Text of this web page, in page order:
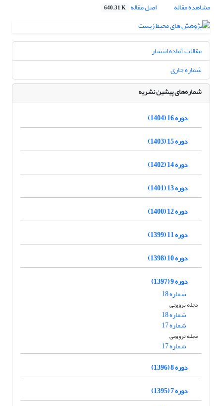
مشاهده مقاله
اصل مقاله 640.31 K
مقالات آماده انتشار
شماره جاری
شماره‌های پیشین نشریه
دوره 16 (1404)
دوره 15 (1403)
دوره 14 (1402)
دوره 13 (1401)
دوره 12 (1400)
دوره 11 (1399)
دوره 10 (1398)
دوره 9 (1397)
شماره 18
مجله ترویجی
شماره 18
شماره 17
مجله ترویجی
شماره 17
دوره 8 (1396)
دوره 7 (1395)